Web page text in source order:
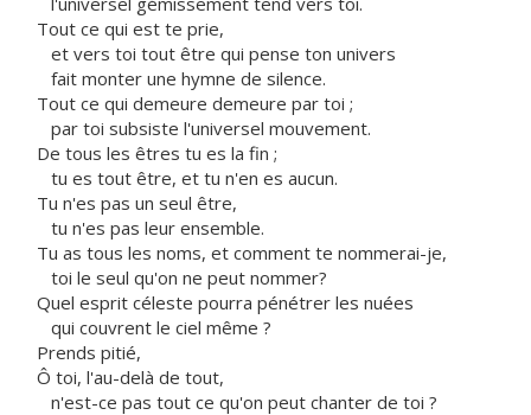
Tout ce qui est te prie,
et vers toi tout être qui pense ton univers
fait monter une hymne de silence.
Tout ce qui demeure demeure par toi ;
par toi subsiste l'universel mouvement.
De tous les êtres tu es la fin ;
tu es tout être, et tu n'en es aucun.
Tu n'es pas un seul être,
tu n'es pas leur ensemble.
Tu as tous les noms, et comment te nommerai-je,
toi le seul qu'on ne peut nommer?
Quel esprit céleste pourra pénétrer les nuées
qui couvrent le ciel même ?
Prends pitié,
Ô toi, l'au-delà de tout,
n'est-ce pas tout ce qu'on peut chanter de toi ?